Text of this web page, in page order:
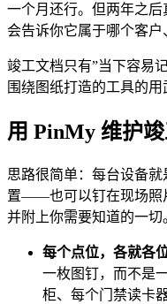
一个月还行。但两年之
会告诉你它属于哪个客户
竣工文档只有”当下容易
围绕图纸打造的工具的用
用 PinMy 维护
思路很简单：每台设备
置——也可以钉在现场照
并附上你需要知道的一切
每个点位，各就各位
一枚图钉，而不是
柜、每个门禁读卡